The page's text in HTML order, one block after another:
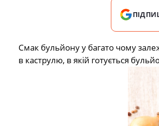
Смак бульйону у багато чому
в каструлю, в якій готується